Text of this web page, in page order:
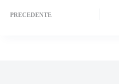
PRECEDENTE